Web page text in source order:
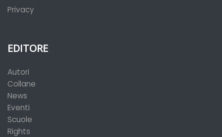
Privacy
EDITORE
Autori
Collane
News
Eventi
Scuole
Rights